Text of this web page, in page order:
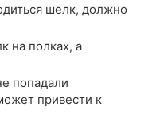
шелк, должно
на полках, а
попадали
привести к